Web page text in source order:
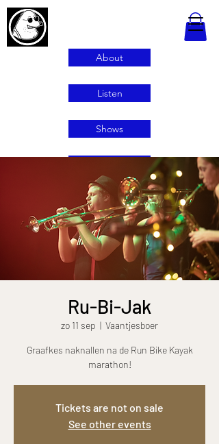
About
Listen
Shows
Ru-Bi-Jak
zo 11 sep
  |
Vaantjesboer
Graafkes naknallen na de Run Bike Kayak
marathon!
Tickets are not on sale
See other events